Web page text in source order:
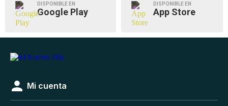
DISPONIBLE EN
Google Play
DISPONIBLE EN
App Store
Mi cuenta